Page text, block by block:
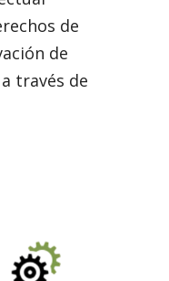
l
a
z
de
de
través de